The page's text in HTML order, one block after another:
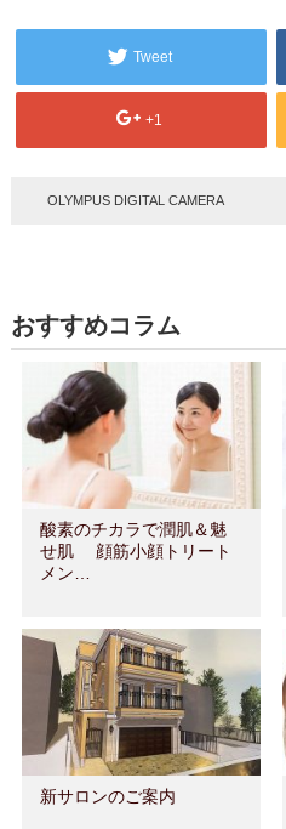
Tweet
+1
OLYMPUS DIGITAL CAMERA
おすすめコラム
酸素のチカラで潤肌＆魅
せ肌 顔筋小顔トリート
メン…
新サロンのご案内